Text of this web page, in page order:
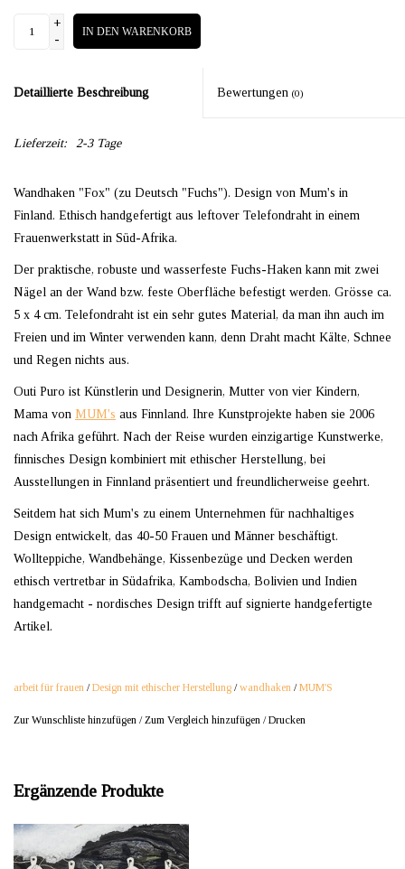
+
-
IN DEN WARENKORB
Detaillierte Beschreibung Bewertungen (0)
Lieferzeit: 2-3 Tage
Wandhaken "Fox" (zu Deutsch "Fuchs"). Design von Mum's in
Finland. Ethisch handgefertigt aus leftover Telefondraht in einem
Frauenwerkstatt in Süd-Afrika.
Der praktische, robuste und wasserfeste Fuchs-Haken kann mit zwei
Nägel an der Wand bzw. feste Oberfläche befestigt werden. Grösse ca.
5 x 4 cm. Telefondraht ist ein sehr gutes Material, da man ihn auch im
Freien und im Winter verwenden kann, denn Draht macht Kälte, Schnee
und Regen nichts aus.
Outi Puro ist Künstlerin und Designerin, Mutter von vier Kindern,
Mama von MUM's aus Finnland. Ihre Kunstprojekte haben sie 2006
nach Afrika geführt. Nach der Reise wurden einzigartige Kunstwerke,
finnisches Design kombiniert mit ethischer Herstellung, bei
Ausstellungen in Finnland präsentiert und freundlicherweise geehrt.
Seitdem hat sich Mum's zu einem Unternehmen für nachhaltiges
Design entwickelt, das 40-50 Frauen und Männer beschäftigt.
Wollteppiche, Wandbehänge, Kissenbezüge und Decken werden
ethisch vertretbar in Südafrika, Kambodscha, Bolivien und Indien
handgemacht - nordisches Design trifft auf signierte handgefertigte
Artikel.
arbeit für frauen /Design mit ethischer Herstellung /wandhaken /MUM'S
Zur Wunschliste hinzufügen /Zum Vergleich hinzufügen /Drucken
Ergänzende Produkte